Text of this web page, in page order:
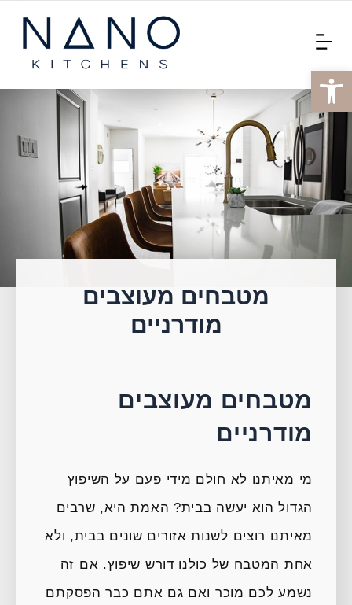
פתח סרגל נגישות
מטבחים מעוצבים
מודרניים
מטבחים מעוצבים
מודרניים
מי מאיתנו לא חולם מידי פעם על השיפוץ
הגדול הוא יעשה בבית? האמת היא, שרבים
מאיתנו רוצים לשנות אזורים שונים בבית, ולא
אחת המטבח של כולנו דורש שיפוץ. אם זה
נשמע לכם מוכר ואם גם אתם כבר הפסקתם